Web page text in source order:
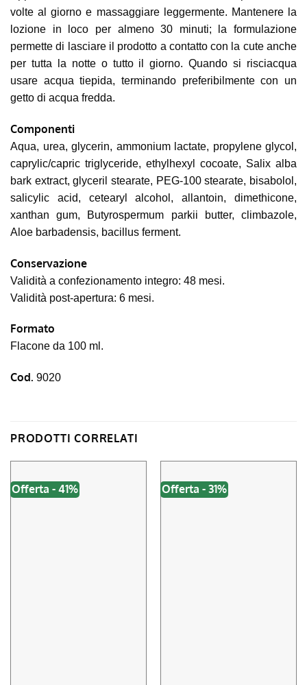
volte al giorno e massaggiare leggermente. Mantenere la
lozione in loco per almeno 30 minuti; la formulazione
permette di lasciare il prodotto a contatto con la cute anche
per tutta la notte o tutto il giorno. Quando si risciacqua
usare acqua tiepida, terminando preferibilmente con un
getto di acqua fredda.
Componenti
Aqua, urea, glycerin, ammonium lactate, propylene glycol,
caprylic/capric triglyceride, ethylhexyl cocoate, Salix alba
bark extract, glyceril stearate, PEG-100 stearate, bisabolol,
salicylic acid, cetearyl alcohol, allantoin, dimethicone,
xanthan gum, Butyrospermum parkii butter, climbazole,
Aloe barbadensis, bacillus ferment.
Conservazione
Validità a confezionamento integro: 48 mesi.
Validità post-apertura: 6 mesi.
Formato
Flacone da 100 ml.
Cod. 9020
PRODOTTI CORRELATI
Offerta - 41% Offerta - 31%